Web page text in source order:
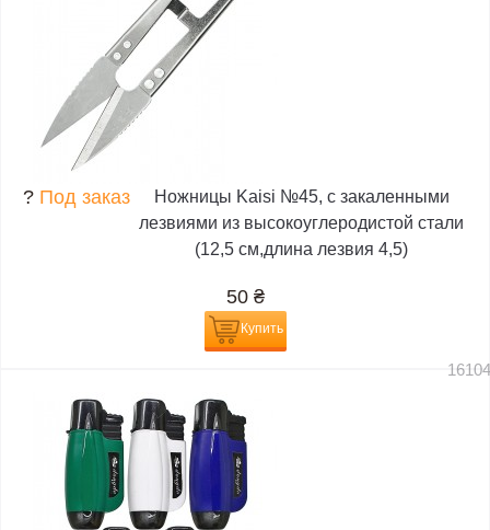
? Под заказ
Ножницы Kaisi №45, с закаленными
лезвиями из высокоуглеродистой стали
(12,5 см,длина лезвия 4,5)
50 ₴
Купить